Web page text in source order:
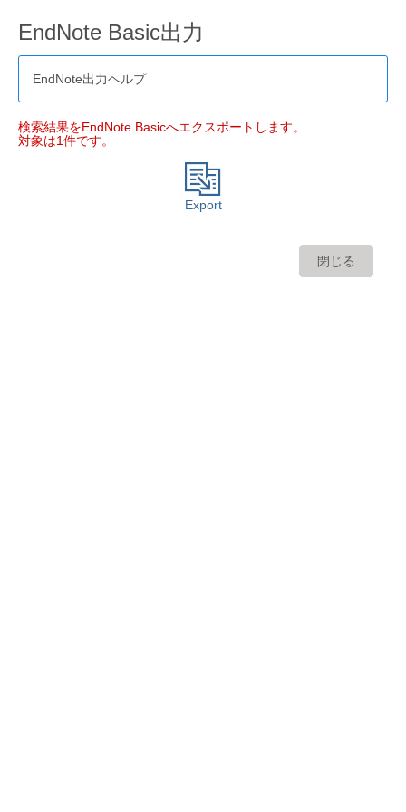
EndNote Basic出力
EndNote出力ヘルプ
検索結果をEndNote Basicへエクスポートします。
対象は1件です。
Export